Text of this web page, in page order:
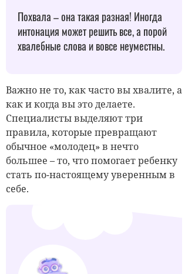
Похвала – она такая разная! Иногда
интонация может решить все, а порой
хвалебные слова и вовсе неуместны.
Важно не то, как часто вы хвалите, а
как и когда вы это делаете.
Специалисты выделяют три
правила, которые превращают
обычное «молодец» в нечто
большее – то, что помогает ребенку
стать по-настоящему уверенным в
себе.